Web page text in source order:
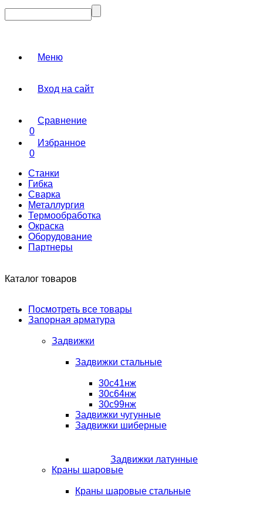
Меню
Вход на сайт
Сравнение
0
Избранное
0
Станки
Гибка
Сварка
Металлургия
Термообработка
Окраска
Оборудование
Партнеры
Каталог товаров
Посмотреть все товары
Запорная арматура
Задвижки
Задвижки стальные
30с41нж
30с64нж
30с99нж
Задвижки чугунные
Задвижки шиберные
Задвижки латунные
Краны шаровые
Краны шаровые стальные